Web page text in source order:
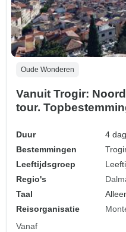
Oude Wonderen
Vanuit Trogir:
tour.
Nin en meer!
ommuurde steden.
Venetiaanse
schilderachtige
Duur
4
Bestemmingen
Leeftijdsgroep
Regio's
Taal
Reisorganisatie
Vanaf